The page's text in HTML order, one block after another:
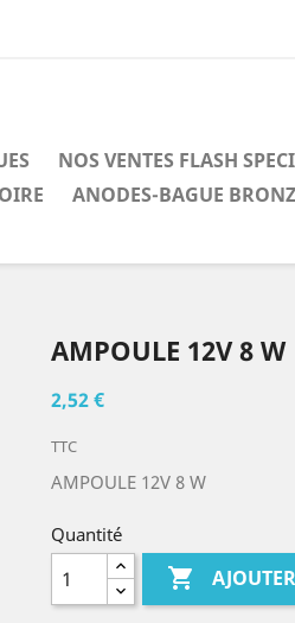
NOS VENTES FLASH
ANODES-BAGUE
AMPOULE 12V 8 W
2,52 €
TTC
AMPOULE 12V 8 W
Quantité
